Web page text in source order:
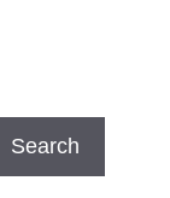
Search